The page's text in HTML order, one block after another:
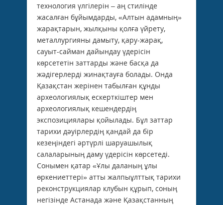
технология үлгілерін – аң стилінде
жасалған бұйымдарды, «Алтын адамның»
жарақтарын, жылқыны қолға үйрету,
металлургияны дамыту, қару-жарақ,
сауыт-сайман дайындау үдерісін
көрсететін заттарды және басқа да
жәдігерлерді жинақтауға болады. Онда
Қазақстан жерінен табылған құнды
археологиялық ескерткіштер мен
археологиялық кешендердің
экспозициялары қойылады. Бұл заттар
тарихи дәуірлердің қандай да бір
кезеңіндегі әртүрлі шаруашылық
салаларының даму үдерісін көрсетеді.
Сонымен қатар «Ұлы даланың ұлы
өркениеттері» атты жалпыұлттық тарихи
реконструкциялар клубын құрып, соның
негізінде Астанада және Қазақстанның